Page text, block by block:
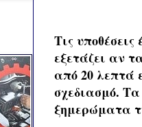
Τις
εξετάζει αν
από 20 λεπτά
σχεδιασμό.
ξημερώματα